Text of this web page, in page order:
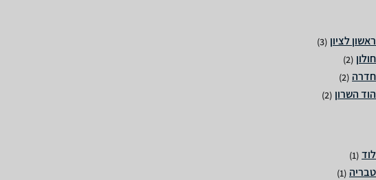
(3)
(2)
(2)
(2)
(1)
(1)